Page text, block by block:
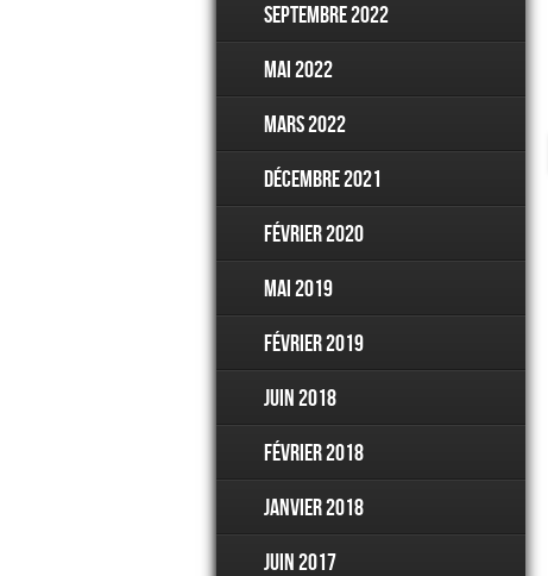
septembre 2022
mai 2022
mars 2022
décembre 2021
février 2020
mai 2019
février 2019
juin 2018
février 2018
janvier 2018
juin 2017